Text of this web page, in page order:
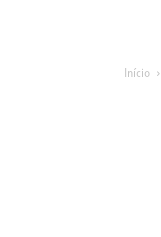
Início